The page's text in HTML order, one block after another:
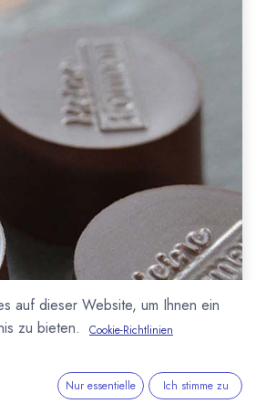
auf dieser Website, um Ihnen ein
zu bieten.
Cookie-Richtlinien
Nur essentielle Ich stimme zu